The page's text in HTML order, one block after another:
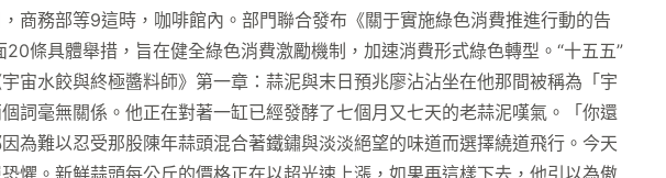
商務部等9這時，咖啡館內。部門聯合發布《關于實施綠色消費推進行動的告
條具體舉措，旨在健全綠色消費激勵機制，加速消費形式綠色轉型。“十五五”
宙水餃與終極醬料師》第一章：蒜泥與末日預兆廖沾沾坐在他那間被稱為「宇
詞毫無關係。他正在對著一缸已經發酵了七個月又七天的老蒜泥嘆氣。「你還
為難以忍受那股陳年蒜頭混合著鐵鏽與淡淡絕望的味道而選擇繞道飛行。今天
。新鮮蒜頭每公斤的價格正在以超光速上漲，如果再這樣下去，他引以為傲